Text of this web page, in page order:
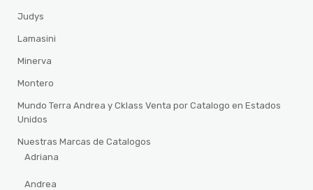
Judys
Lamasini
Minerva
Montero
Mundo Terra Andrea y Cklass Venta por Catalogo en Estados
Unidos
Nuestras Marcas de Catalogos
Adriana
Andrea